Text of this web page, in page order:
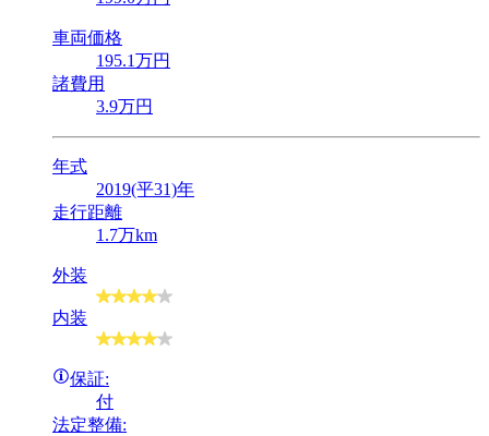
車両価格
195.1万円
諸費用
3.9万円
年式
2019(平31)年
走行距離
1.7万km
外装
内装
保証:
付
法定整備: